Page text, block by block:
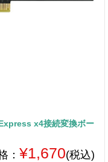
x4接続変換ボー
： ¥1,670(税込)